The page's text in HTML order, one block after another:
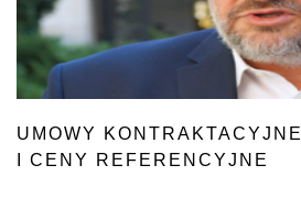
UMOWY KONTRAKTACYJNE
I CENY REFERENCYJNE